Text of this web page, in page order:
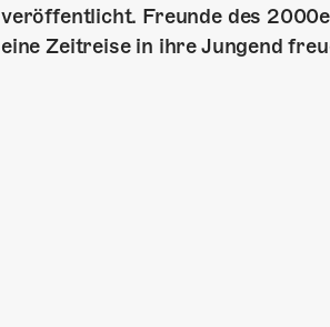
veröffentlicht. Freunde des
eine Zeitreise in ihre Jungend